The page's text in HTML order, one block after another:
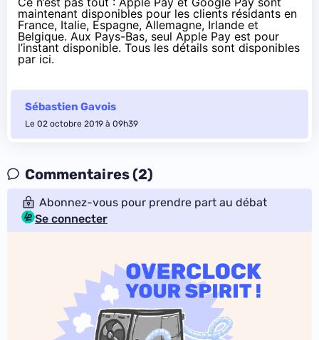
maintenant disponibles pour les clients résidants en
France, Italie, Espagne, Allemagne, Irlande et
Belgique. Aux Pays-Bas, seul Apple Pay est pour
l’instant disponible. Tous les détails sont disponibles
par ici.
Sébastien Gavois
Le 02 octobre 2019 à 09h39
Commentaires (2)
Abonnez-vous pour prendre part au débat
Se connecter